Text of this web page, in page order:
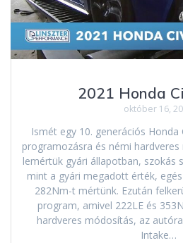
2021 Honda
október 16,
Ismét egy 10. generációs Honda
programozásra és némi
lemértük gyári állapotban, szokás
mint a gyári megadott érték,
282Nm-t mértünk. Ezután
program, amivel 222LE és
hardveres módosítás, az
Intake…